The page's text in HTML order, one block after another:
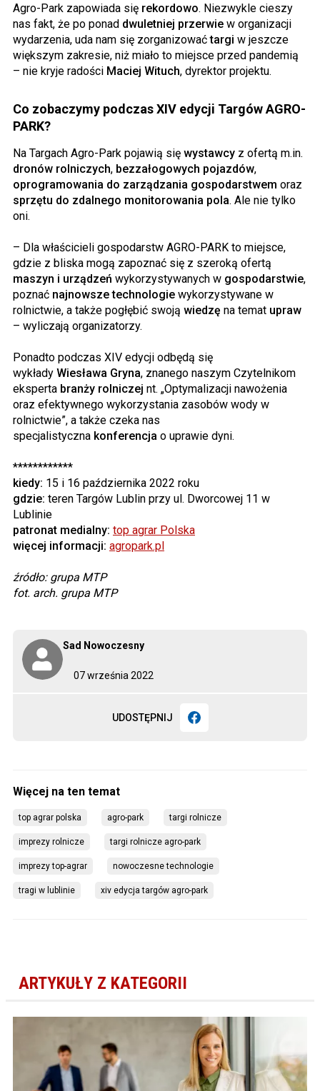
07 września 2022
Sad Nowoczesny
UDOSTĘPNIJ
Agro-Park zapowiada się rekordowo. Niezwykle cieszy
nas fakt, że po ponad dwuletniej przerwie w organizacji
wydarzenia, uda nam się zorganizowaćtargi w jeszcze
większym zakresie, niż miało to miejsce przed pandemią
– nie kryje radości Maciej Wituch, dyrektor projektu.
Co zobaczymy podczas XIV edycji Targów AGRO-
PARK?
Na Targach Agro-Park pojawią się wystawcy z ofertą m.in.
dronów rolniczych, bezzałogowych pojazdów,
oprogramowania do zarządzania gospodarstwem oraz
sprzętu do zdalnego monitorowania pola. Ale nie tylko
oni.
– Dla właścicieli gospodarstw AGRO-PARK to miejsce,
gdzie z bliska mogą zapoznać się z szeroką ofertą
maszyn i urządzeń wykorzystywanych w gospodarstwie,
poznać najnowsze technologie wykorzystywane w
rolnictwie, a także pogłębić swoją wiedzę na temat upraw
– wyliczają organizatorzy.
Ponadto podczas XIV edycji odbędą się
wykłady Wiesława Gryna, znanego naszym Czytelnikom
eksperta branży rolniczej nt. „Optymalizacji nawożenia
oraz efektywnego wykorzystania zasobów wody w
rolnictwie”, a także czeka nas
specjalistyczna konferencja o uprawie dyni.
************
kiedy: 15 i 16 października 2022 roku
gdzie: teren Targów Lublin przy ul. Dworcowej 11 w
Lublinie
patronat medialny: top agrar Polska
więcej informacji: agropark.pl
źródło: grupa MTP
fot. arch. grupa MTP
top agrar polska agro-park targi rolnicze
imprezy rolnicze targi rolnicze agro-park
imprezy top-agrar nowoczesne technologie
tragi w lublinie xiv edycja targów agro-park
ARTYKUŁY Z KATEGORII